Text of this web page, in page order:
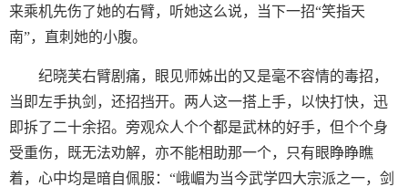
来乘机先伤了她的右臂，听她这么说，当下一招“笑指天
南”，直刺她的小腹。
纪晓芙右臂剧痛，眼见师姊出的又是毫不容情的毒招，
当即左手执剑，还招挡开。两人这一搭上手，以快打快，迅
即拆了二十余招。旁观众人个个都是武林的好手，但个个身
受重伤，既无法劝解，亦不能相助那一个，只有眼睁睁瞧
着，心中均是暗自佩服：“峨嵋为当今武学四大宗派之一，剑